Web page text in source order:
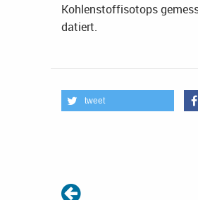
Kohlenstoffisotops
datiert.
tweet